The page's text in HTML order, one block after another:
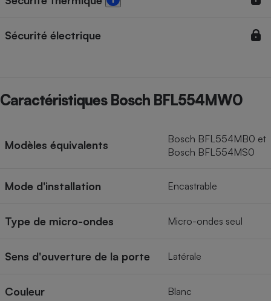
Sécurité électrique
Caractéristiques Bosch BFL554MW0
Modèles équivalents
Bosch BFL554MB0 et
Bosch BFL554MS0
Mode d'installation Encastrable
Type de micro-ondes Micro-ondes seul
Sens d'ouverture de la porte Latérale
Couleur Blanc